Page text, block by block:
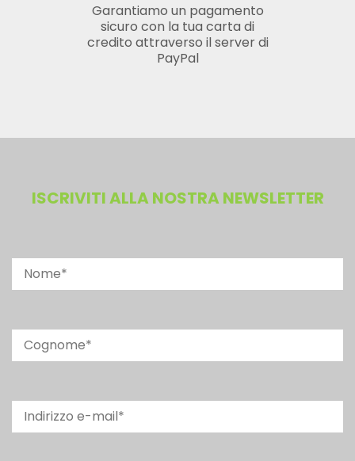
Garantiamo un pagamento
sicuro con la tua carta di
credito attraverso il server di
PayPal
ISCRIVITI ALLA NOSTRA NEWSLETTER